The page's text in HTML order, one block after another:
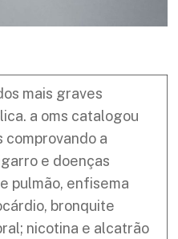
mais graves
a oms catalogou
comprovando a
e doenças
pulmão, enfisema
bronquite
nicotina e alcatrão